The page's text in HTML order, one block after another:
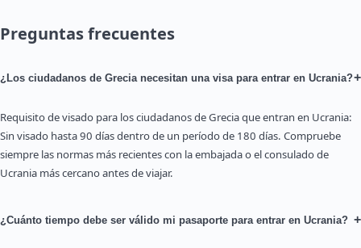
Preguntas frecuentes
¿Los ciudadanos de Grecia necesitan una visa para entrar en Ucrania?+
Requisito de visado para los ciudadanos de Grecia que entran en Ucrania:
Sin visado hasta 90 días dentro de un período de 180 días. Compruebe
siempre las normas más recientes con la embajada o el consulado de
Ucrania más cercano antes de viajar.
¿Cuánto tiempo debe ser válido mi pasaporte para entrar en Ucrania? +